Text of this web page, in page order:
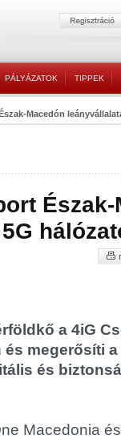
PÁLYÁZATOK TIPPEK
Macedón
a 4iG
megerősíti
és
Macedonia